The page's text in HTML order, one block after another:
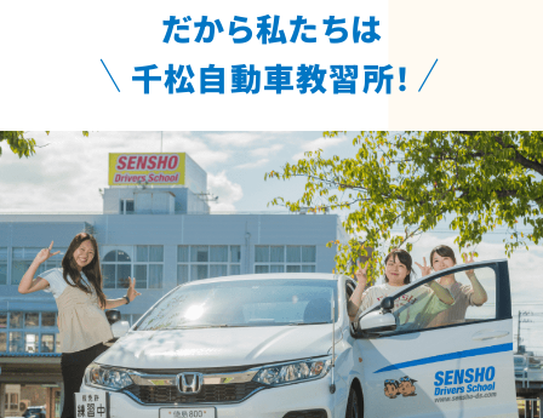
だから私たちは
千松自動車教習所！